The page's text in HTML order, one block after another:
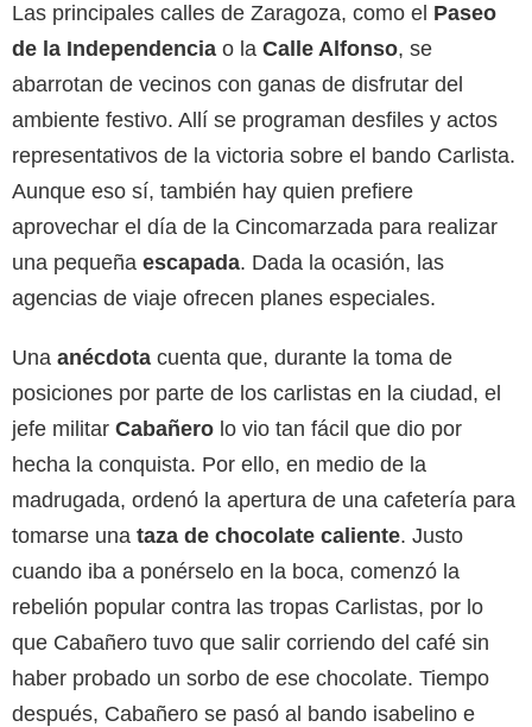
Las principales calles de Zaragoza, como el Paseo
de la Independencia o la Calle Alfonso, se
abarrotan de vecinos con ganas de disfrutar del
ambiente festivo. Allí se programan desfiles y actos
representativos de la victoria sobre el bando Carlista.
Aunque eso sí, también hay quien prefiere
aprovechar el día de la Cincomarzada para realizar
una pequeña escapada. Dada la ocasión, las
agencias de viaje ofrecen planes especiales.
Una anécdota cuenta que, durante la toma de
posiciones por parte de los carlistas en la ciudad, el
jefe militar Cabañero lo vio tan fácil que dio por
hecha la conquista. Por ello, en medio de la
madrugada, ordenó la apertura de una cafetería para
tomarse una taza de chocolate caliente. Justo
cuando iba a ponérselo en la boca, comenzó la
rebelión popular contra las tropas Carlistas, por lo
que Cabañero tuvo que salir corriendo del café sin
haber probado un sorbo de ese chocolate. Tiempo
después, Cabañero se pasó al bando isabelino e